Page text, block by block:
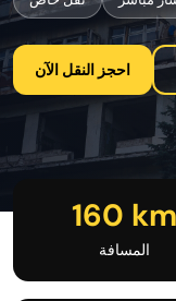
احجز النقل الآن
160 km
المسافة